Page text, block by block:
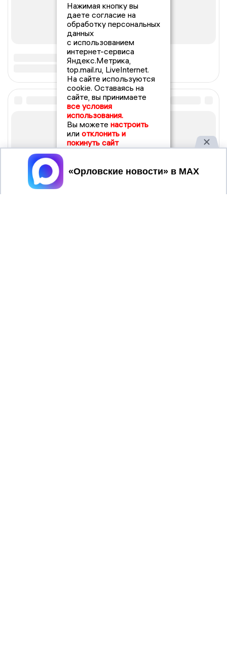
Нажимая кнопку вы
даете согласие на
обработку персональных
данных
с использованием
интернет-сервиса
Яндекс.Метрика,
top.mail.ru, LiveInternet.
На сайте используются
cookie. Оставаясь на
сайте, вы принимаете
все условия
использования.
Вы можете настроить
или отклонить и
покинуть сайт
Принять